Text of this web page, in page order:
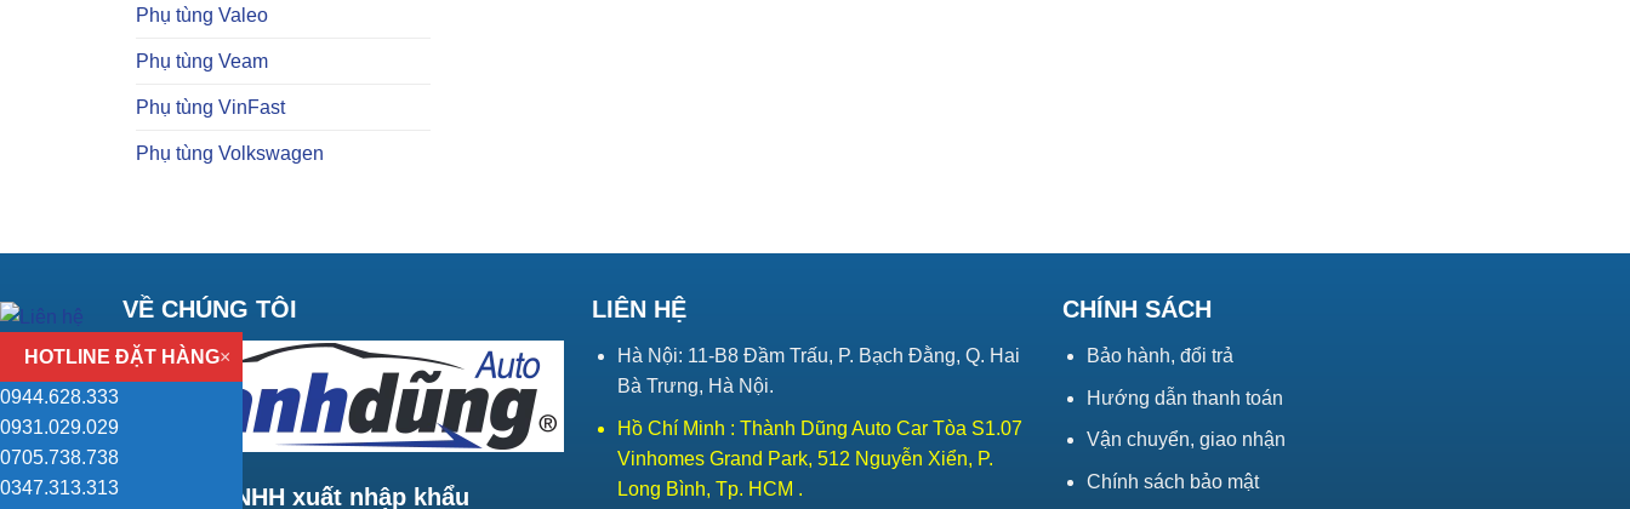
Phụ tùng Valeo
Phụ tùng Veam
Phụ tùng VinFast
Phụ tùng Volkswagen
VỀ CHÚNG TÔI
Công ty TNHH xuất nhập khẩu
LIÊN HỆ
Hà Nội: 11-B8 Đầm Trấu, P. Bạch Đằng, Q. Hai
Bà Trưng, Hà Nội.
Hồ Chí Minh : Thành Dũng Auto Car Tòa S1.07
Vinhomes Grand Park, 512 Nguyễn Xiển, P.
Long Bình, Tp. HCM .
CHÍNH SÁCH
Bảo hành, đổi trả
Hướng dẫn thanh toán
Vận chuyển, giao nhận
Chính sách bảo mật
HOTLINE ĐẶT HÀNG×
0944.628.333
0931.029.029
0705.738.738
0347.313.313